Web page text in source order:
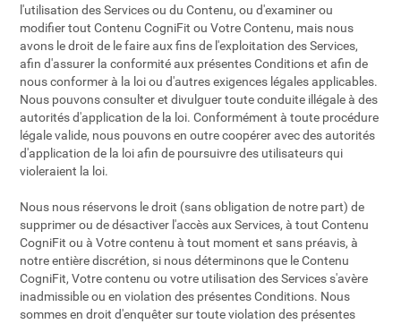
l'utilisation des Services ou du Contenu, ou d'examiner ou
modifier tout Contenu CogniFit ou Votre Contenu, mais nous
avons le droit de le faire aux fins de l'exploitation des Services,
afin d'assurer la conformité aux présentes Conditions et afin de
nous conformer à la loi ou d'autres exigences légales applicables.
Nous pouvons consulter et divulguer toute conduite illégale à des
autorités d'application de la loi. Conformément à toute procédure
légale valide, nous pouvons en outre coopérer avec des autorités
d'application de la loi afin de poursuivre des utilisateurs qui
violeraient la loi.
Nous nous réservons le droit (sans obligation de notre part) de
supprimer ou de désactiver l'accès aux Services, à tout Contenu
CogniFit ou à Votre contenu à tout moment et sans préavis, à
notre entière discrétion, si nous déterminons que le Contenu
CogniFit, Votre contenu ou votre utilisation des Services s'avère
inadmissible ou en violation des présentes Conditions. Nous
sommes en droit d'enquêter sur toute violation des présentes